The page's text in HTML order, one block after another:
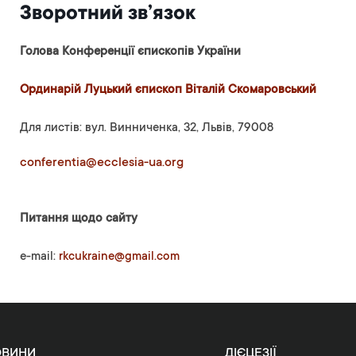
Зворотний зв’язок
Голова Конференції єпископів України
Ординарій Луцький єпископ Віталій Скомаровський
Для листів: вул. Винниченка, 32, Львів, 79008
conferentia@ecclesia-ua.org
Питання щодо сайту
e-mail: rkcukraine@gmail.com